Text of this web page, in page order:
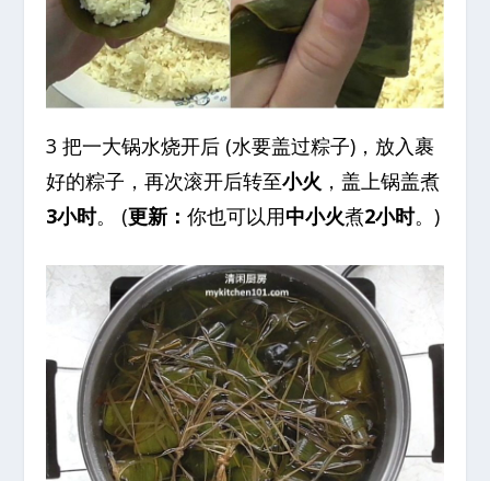
3 把一大锅水烧开后 (水要盖过粽子)，放入裹
好的粽子，再次滚开后转至小火 ，盖上锅盖煮
3小时。 (更新：你也可以用中小火煮2小时。)